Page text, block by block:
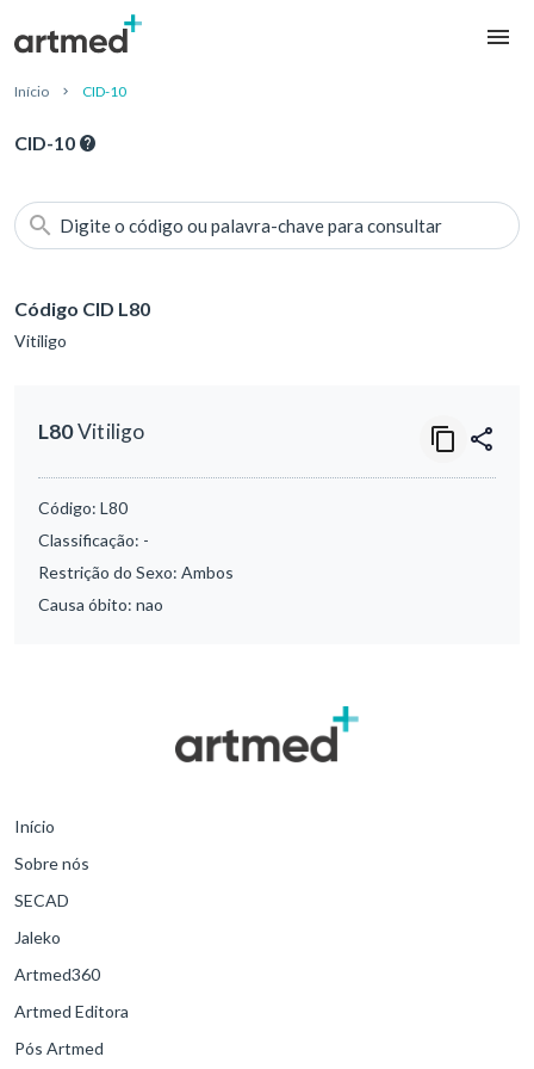
Início CID-10
CID-10
Digite o código ou palavra-chave para consultar
Código CID L80
Vitiligo
L80Vitiligo
Código: L80
Classificação: -
Restrição do Sexo: Ambos
Causa óbito: nao
Início
Sobre nós
SECAD
Jaleko
Artmed360
Artmed Editora
Pós Artmed